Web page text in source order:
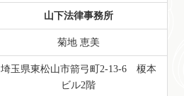
山下法律事務所
菊地 恵美
埼玉県東松山市箭弓町2-13-6 榎本
ビル2階